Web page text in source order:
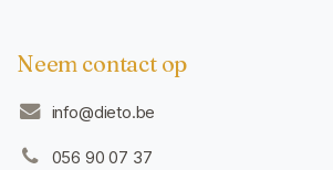
Neem contact op
info@dieto.be
056 90 07 37